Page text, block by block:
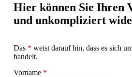
Hier können Sie Ihren
und unkompliziert
Das * weist darauf hin, dass es sich
handelt.
Vorname *